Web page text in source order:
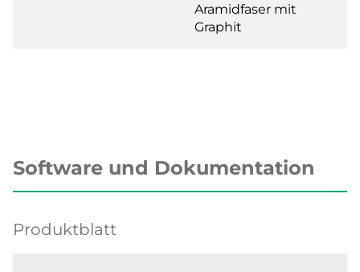
Aramidfaser mit
Graphit
Software und Dokumentation
Produktblatt